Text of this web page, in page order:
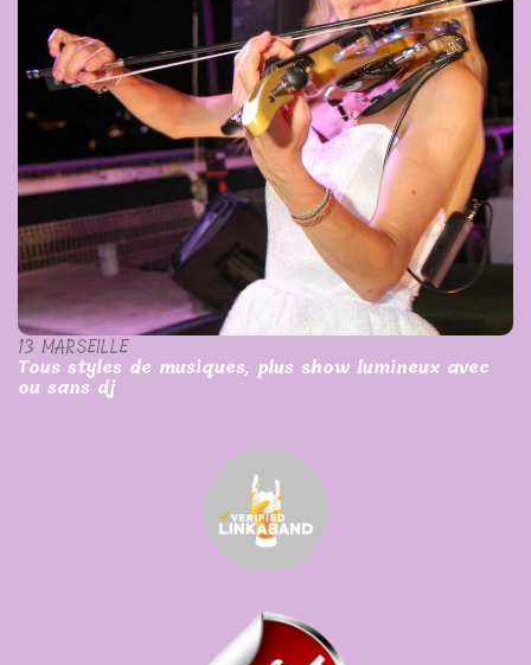
13 MARSEILLE
Tous styles de musiques, plus show lumineux avec
ou sans dj